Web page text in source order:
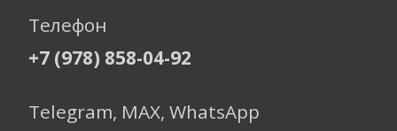
Телефон
+7 (978) 858-04-92
Telegram, МАХ, WhatsApp